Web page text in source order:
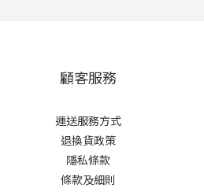
顧客服務
運送服務方式
退換貨政策
隱私條款
條款及細則